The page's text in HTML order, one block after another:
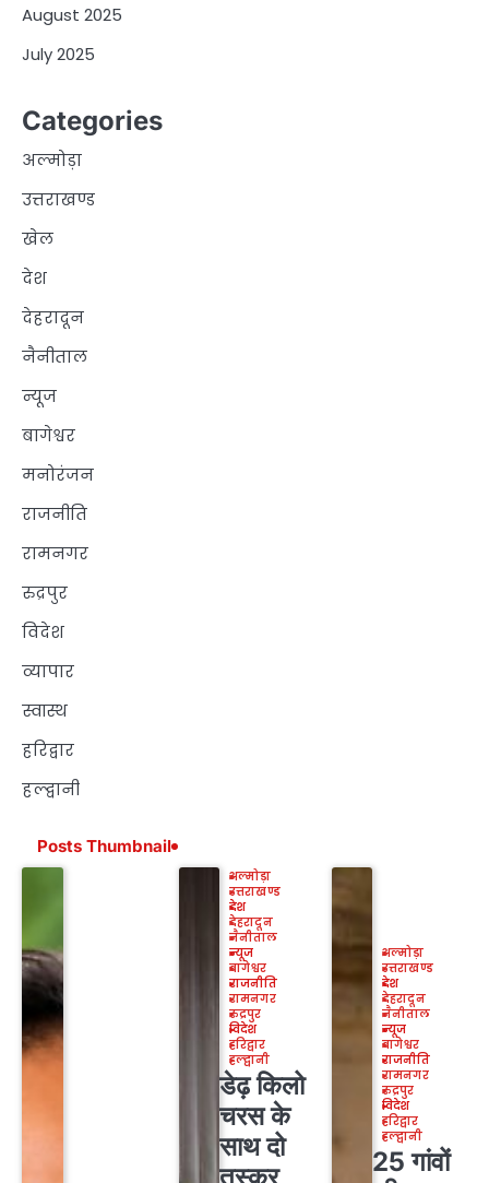
August 2025
July 2025
Categories
अल्मोड़ा
उत्तराखण्ड
खेल
देश
देहरादून
नैनीताल
न्यूज
बागेश्वर
मनोरंजन
राजनीति
रामनगर
रुद्रपुर
विदेश
व्यापार
स्वास्थ
हरिद्वार
हल्द्वानी
Posts Thumbnail
अल्मोड़ा
उत्तराखण्ड
देश
देहरादून
नैनीताल
न्यूज
बागेश्वर
राजनीति
रामनगर
रुद्रपुर
विदेश
हरिद्वार
हल्द्वानी
डेढ़ किलो
चरस के
साथ दो
अल्मोड़ा
उत्तराखण्ड
देश
देहरादून
नैनीताल
न्यूज
बागेश्वर
राजनीति
रामनगर
रुद्रपुर
विदेश
हरिद्वार
हल्द्वानी
25 गांवों